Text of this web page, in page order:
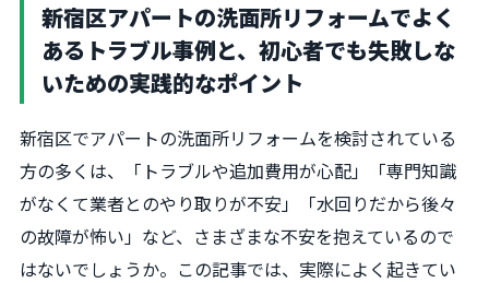
新宿区アパートの洗面所リフォームでよく
あるトラブル事例と、初心者でも失敗しな
いための実践的なポイント
新宿区でアパートの洗面所リフォームを検討されている
方の多くは、「トラブルや追加費用が心配」「専門知識
がなくて業者とのやり取りが不安」「水回りだから後々
の故障が怖い」など、さまざまな不安を抱えているので
はないでしょうか。この記事では、実際によく起きてい